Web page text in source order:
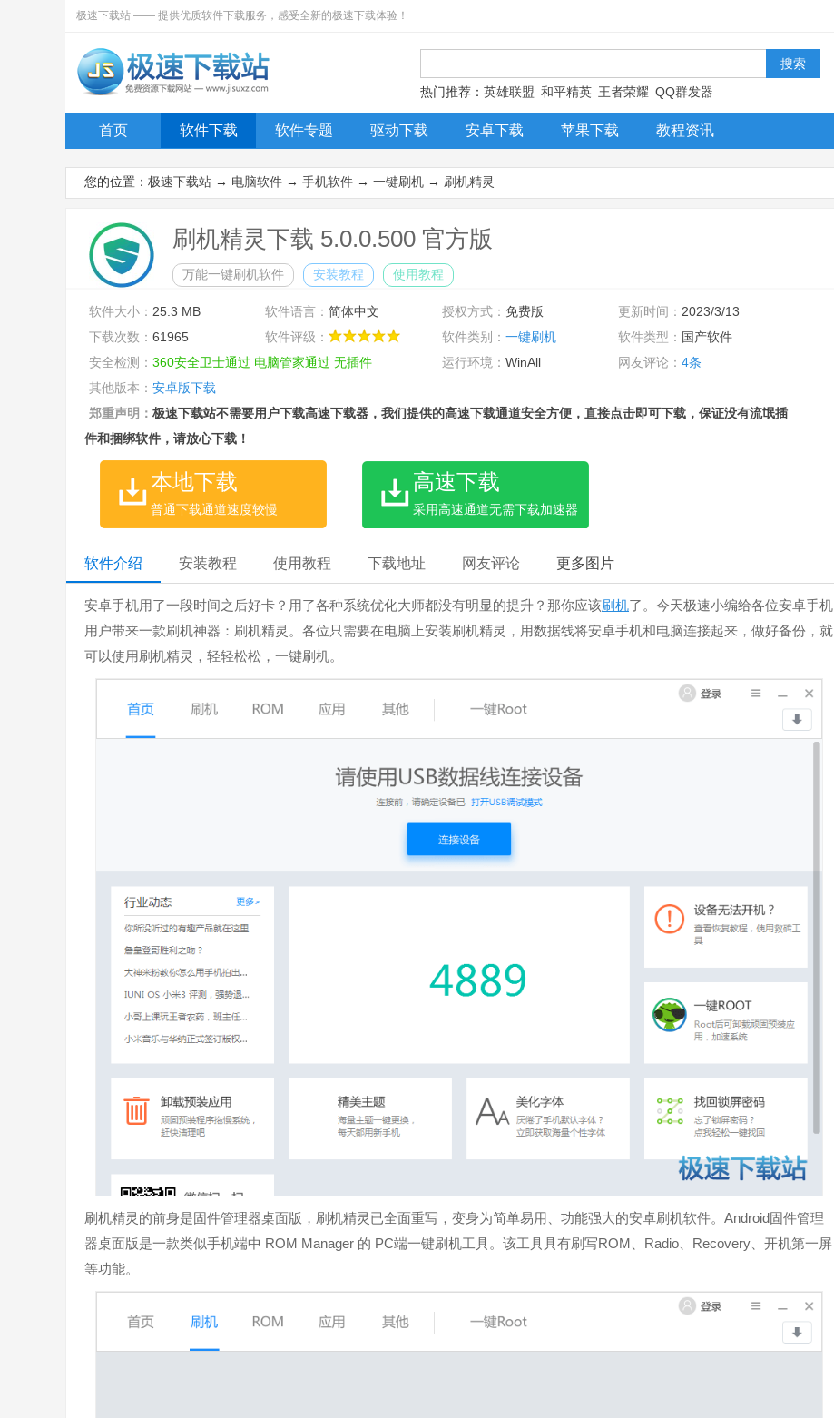
极速下载站 —— 提供优质软件下载服务，感受全新的极速下载体验！
热门推荐： 英雄联盟 和平精英 王者荣耀 QQ群发器
首页 软件下载 软件专题 驱动下载 安卓下载 苹果下载 教程资讯
您的位置： 极速下载站 → 电脑软件 → 手机软件 → 一键刷机 → 刷机精灵
刷机精灵下载 5.0.0.500 官方版
万能一键刷机软件 安装教程 使用教程
软件大小： 25.3 MB 软件语言：简体中文 授权方式： 免费版 更新时间： 2023/3/13
下载次数： 61965 软件评级： 软件类别： 一键刷机 软件类型： 国产软件
安全检测： 360安全卫士通过 电脑管家通过 无插件 运行环境： WinAll 网友评论：4条
其他版本： 安卓版下载
郑重声明： 极速下载站不需要用户下载高速下载器，我们提供的高速下载通道安全方便，直接点击即可下载，保证没有流氓插
件和捆绑软件，请放心下载！
本地下载
普通下载通道速度较慢
高速下载
采用高速通道无需下载加速器
软件介绍 安装教程 使用教程 下载地址 网友评论 更多图片
安卓手机用了一段时间之后好卡？用了各种系统优化大师都没有明显的提升？那你应该刷机了。今天极速小编给各位安卓手机
用户带来一款刷机神器：刷机精灵。各位只需要在电脑上安装刷机精灵，用数据线将安卓手机和电脑连接起来，做好备份，就
可以使用刷机精灵，轻轻松松，一键刷机。
刷机精灵的前身是固件管理器桌面版，刷机精灵已全面重写，变身为简单易用、功能强大的安卓刷机软件。Android固件管理
器桌面版是一款类似手机端中 ROM Manager 的 PC端一键刷机工具。该工具具有刷写ROM、Radio、Recovery、开机第一屏
等功能。